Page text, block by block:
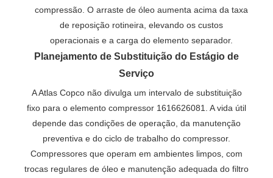
compressão. O arraste de óleo aumenta acima da taxa
de reposição rotineira, elevando os custos
operacionais e a carga do elemento separador.
Planejamento de Substituição do Estágio de
Serviço
A Atlas Copco não divulga um intervalo de substituição
fixo para o elemento compressor 1616626081. A vida útil
depende das condições de operação, da manutenção
preventiva e do ciclo de trabalho do compressor.
Compressores que operam em ambientes limpos, com
trocas regulares de óleo e manutenção adequada do filtro